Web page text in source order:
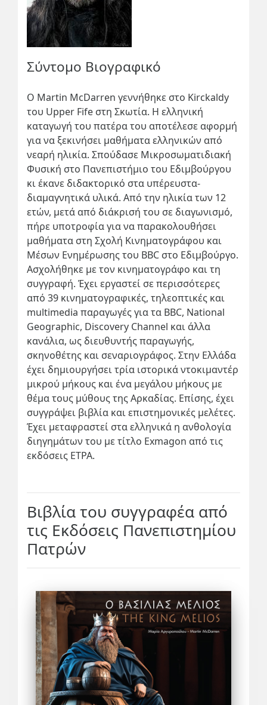
Σύντομο Βιογραφικό
Ο Martin McDarren γεννήθηκε στο Kirckaldy
του Upper Fife στη Σκωτία. Η ελληνική
καταγωγή του πατέρα του αποτέλεσε αφορμή
για να ξεκινήσει μαθήματα ελληνικών από
νεαρή ηλικία. Σπούδασε Μικροσωματιδιακή
Φυσική στο Πανεπιστήμιο του Εδιμβούργου
κι έκανε διδακτορικό στα υπέρευστα-
διαμαγνητικά υλικά. Από την ηλικία των 12
ετών, μετά από διάκρισή του σε διαγωνισμό,
πήρε υποτροφία για να παρακολουθήσει
μαθήματα στη Σχολή Κινηματογράφου και
Μέσων Ενημέρωσης του BBC στο Εδιμβούργο.
Ασχολήθηκε με τον κινηματογράφο και τη
συγγραφή. Έχει εργαστεί σε περισσότερες
από 39 κινηματογραφικές, τηλεοπτικές και
multimedia παραγωγές για τα BBC, National
Geographic, Discovery Channel και άλλα
κανάλια, ως διευθυντής παραγωγής,
σκηνοθέτης και σεναριογράφος. Στην Ελλάδα
έχει δημιουργήσει τρία ιστορικά ντοκιμαντέρ
μικρού μήκους και ένα μεγάλου μήκους με
θέμα τους μύθους της Αρκαδίας. Επίσης, έχει
συγγράψει βιβλία και επιστημονικές μελέτες.
Έχει μεταφραστεί στα ελληνικά η ανθολογία
διηγημάτων του με τίτλο Exmagon από τις
εκδόσεις ETPA.
Βιβλία του συγγραφέα από
τις Εκδόσεις Πανεπιστημίου
Πατρών